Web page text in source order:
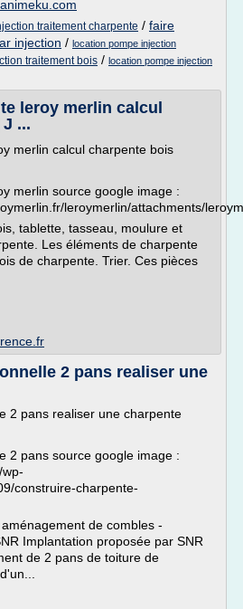
traitement charpente / faire
injection / location pompe injection
traitement bois / location pompe injection
leroy merlin calcul
...
merlin calcul charpente bois
merlin source google image :
leroymerlin/attachments/
tablette, tasseau, moulure et
Les éléments de charpente
de charpente. Trier. Ces pièces
2 pans realiser une
2 pans realiser une charpente
2 pans source google image :
construire-charpente-
de combles -
Implantation proposée par SNR
de 2 pans de toiture de